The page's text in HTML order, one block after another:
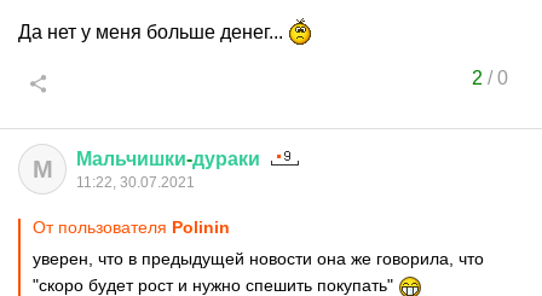
Да нет у меня больше денег...
2 /0
М Мальчишки-дураки
11:22, 30.07.2021
От пользователя Polinin
уверен, что в предыдущей новости она же говорила, что
"скоро будет рост и нужно спешить покупать"